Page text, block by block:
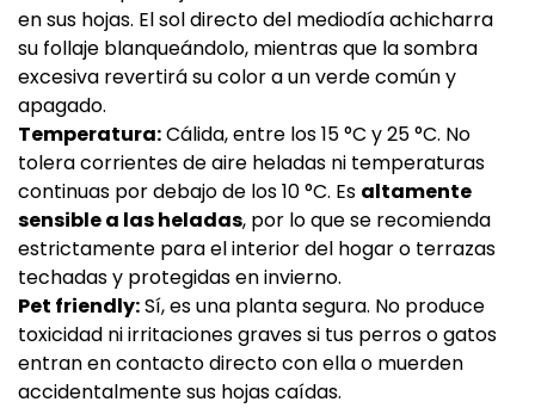
en sus hojas. El sol directo del mediodía achicharra
su follaje blanqueándolo, mientras que la sombra
excesiva revertirá su color a un verde común y
apagado.
Temperatura:Cálida, entre los 15 °C y 25 °C. No
tolera corrientes de aire heladas ni temperaturas
continuas por debajo de los 10 °C. Es altamente
sensible a las heladas, por lo que se recomienda
estrictamente para el interior del hogar o terrazas
techadas y protegidas en invierno.
Pet friendly:Sí, es una planta segura. No produce
toxicidad ni irritaciones graves si tus perros o gatos
entran en contacto directo con ella o muerden
accidentalmente sus hojas caídas.